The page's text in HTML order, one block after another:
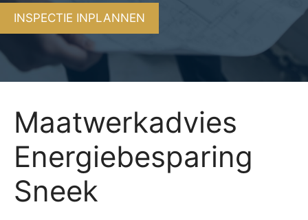
INSPECTIE INPLANNEN
Maatwerkadvies
Energiebesparing
Sneek